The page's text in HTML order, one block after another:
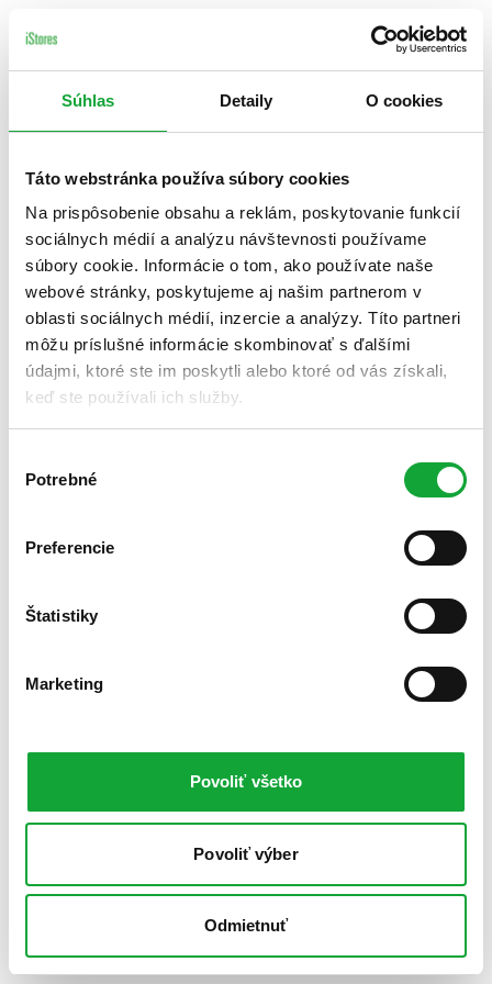
Súhlas Detaily O cookies
Táto webstránka používa súbory cookies
Na prispôsobenie obsahu a reklám, poskytovanie funkcií
sociálnych médií a analýzu návštevnosti používame
súbory cookie. Informácie o tom, ako používate naše
webové stránky, poskytujeme aj našim partnerom v
oblasti sociálnych médií, inzercie a analýzy. Títo partneri
môžu príslušné informácie skombinovať s ďalšími
údajmi, ktoré ste im poskytli alebo ktoré od vás získali,
keď ste používali ich služby.
súhlasu
Potrebné
Preferencie
Štatistiky
Marketing
Povoliť všetko
Povoliť výber
Odmietnuť